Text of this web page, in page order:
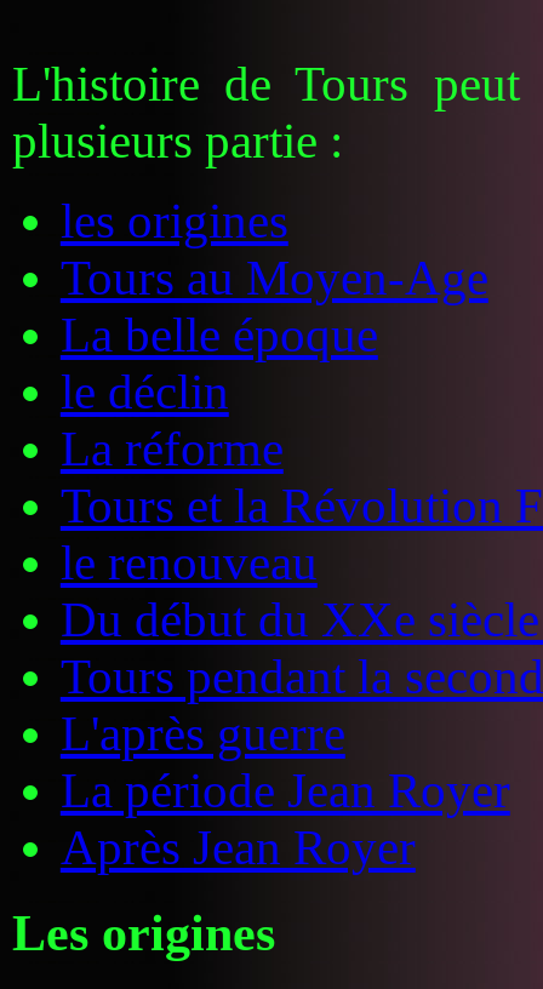
L'histoire de Tours peut
plusieurs partie :
les origines
Tours au Moyen-Age
La belle époque
le déclin
La réforme
Tours et la Révolution
le renouveau
Du début du XXe
Tours pendant la
L'après guerre
La période Jean Royer
Après Jean Royer
Les origines